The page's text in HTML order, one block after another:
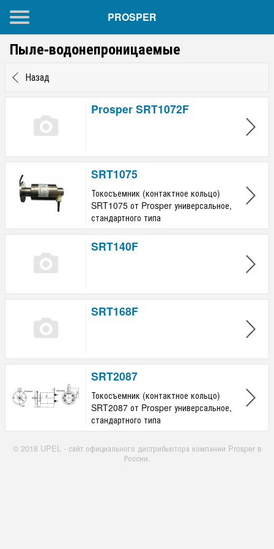
PROSPER
Пыле-водонепроницаемые
Назад
Prosper SRT1072F
SRT1075
Токосъемник (контактное кольцо)
SRT1075 от Prosper универсальное,
стандартного типа
SRT140F
SRT168F
SRT2087
Токосъемник (контактное кольцо)
SRT2087 от Prosper универсальное,
стандартного типа
© 2018 UPEL - сайт официального дистрибьютора компании Prosper в
России.